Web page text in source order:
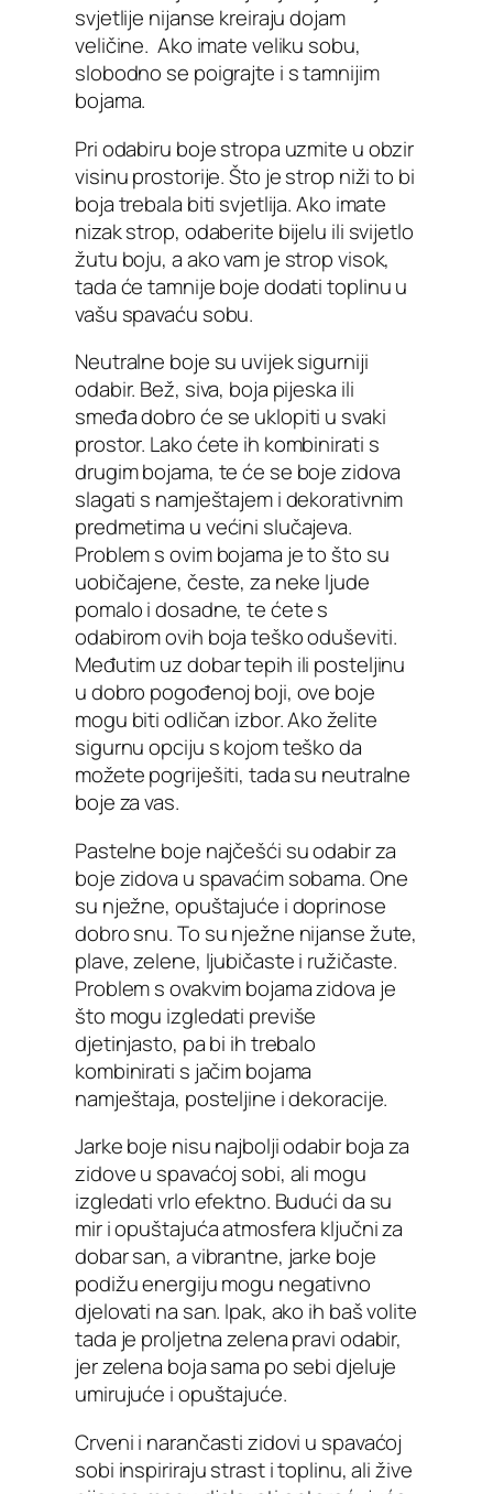
svjetlije nijanse kreiraju dojam
veličine. Ako imate veliku sobu,
slobodno se poigrajte i s tamnijim
bojama.
Pri odabiru boje stropa uzmite u obzir
visinu prostorije. Što je strop niži to bi
boja trebala biti svjetlija. Ako imate
nizak strop, odaberite bijelu ili svijetlo
žutu boju, a ako vam je strop visok,
tada će tamnije boje dodati toplinu u
vašu spavaću sobu.
Neutralne boje su uvijek sigurniji
odabir. Bež, siva, boja pijeska ili
smeđa dobro će se uklopiti u svaki
prostor. Lako ćete ih kombinirati s
drugim bojama, te će se boje zidova
slagati s namještajem i dekorativnim
predmetima u većini slučajeva.
Problem s ovim bojama je to što su
uobičajene, česte, za neke ljude
pomalo i dosadne, te ćete s
odabirom ovih boja teško oduševiti.
Međutim uz dobar tepih ili posteljinu
u dobro pogođenoj boji, ove boje
mogu biti odličan izbor. Ako želite
sigurnu opciju s kojom teško da
možete pogriješiti, tada su neutralne
boje za vas.
Pastelne boje najčešći su odabir za
boje zidova u spavaćim sobama. One
su nježne, opuštajuće i doprinose
dobro snu. To su nježne nijanse žute,
plave, zelene, ljubičaste i ružičaste.
Problem s ovakvim bojama zidova je
što mogu izgledati previše
djetinjasto, pa bi ih trebalo
kombinirati s jačim bojama
namještaja, posteljine i dekoracije.
Jarke boje nisu najbolji odabir boja za
zidove u spavaćoj sobi, ali mogu
izgledati vrlo efektno. Budući da su
mir i opuštajuća atmosfera ključni za
dobar san, a vibrantne, jarke boje
podižu energiju mogu negativno
djelovati na san. Ipak, ako ih baš volite
tada je proljetna zelena pravi odabir,
jer zelena boja sama po sebi djeluje
umirujuće i opuštajuće.
Crveni i narančasti zidovi u spavaćoj
sobi inspiriraju strast i toplinu, ali žive